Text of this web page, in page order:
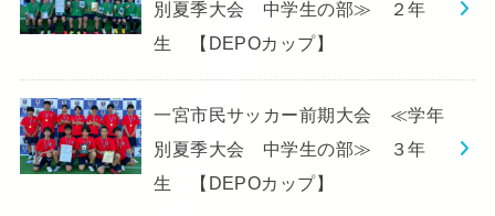
別夏季大会 中学生の部≫ ２年
生 【DEPOカップ】
一宮市民サッカー前期大会 ≪学年
別夏季大会 中学生の部≫ ３年
生 【DEPOカップ】